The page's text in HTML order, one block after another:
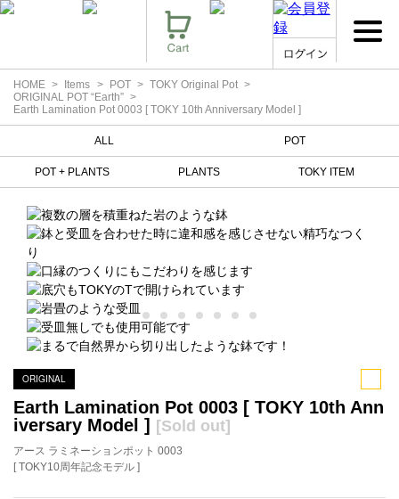
HOME Items POT
TOKY Original Pot
ORIGINAL POT “Earth”
Earth Lamination Pot 0003 [ TOKY 10th Anniversary Model ]
ALL POT
POT + PLANTS PLANTS TOKY ITEM
ORIGINAL
Earth Lamination Pot 0003 [ TOKY 10th Ann
iversary Model ]
[Sold out]
アース ラミネーションポット 0003
[ TOKY10周年記念モデル ]